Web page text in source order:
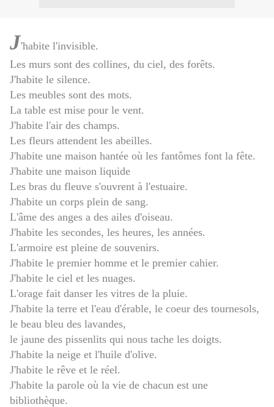
J'habite l'invisible.
Les murs sont des collines, du ciel, des forêts.
J'habite le silence.
Les meubles sont des mots.
La table est mise pour le vent.
J'habite l'air des champs.
Les fleurs attendent les abeilles.
J'habite une maison hantée où les fantômes font la fête.
J'habite une maison liquide
Les bras du fleuve s'ouvrent à l'estuaire.
J'habite un corps plein de sang.
L'âme des anges a des ailes d'oiseau.
J'habite les secondes, les heures, les années.
L'armoire est pleine de souvenirs.
J'habite le premier homme et le premier cahier.
J'habite le ciel et les nuages.
L'orage fait danser les vitres de la pluie.
J'habite la terre et l'eau d'érable, le coeur des tournesols,
le beau bleu des lavandes,
le jaune des pissenlits qui nous tache les doigts.
J'habite la neige et l'huile d'olive.
J'habite le rêve et le réel.
J'habite la parole où la vie de chacun est une
bibliothèque.